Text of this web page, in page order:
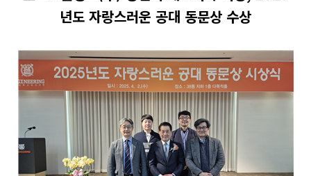
년도 자랑스러운 공대 동문상 수상